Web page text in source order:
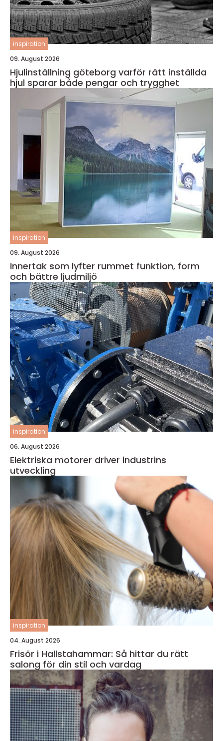
inspiration
09. August 2026
Hjulinställning göteborg varför rätt inställda
hjul sparar både pengar och trygghet
inspiration
09. August 2026
Innertak som lyfter rummet funktion, form
och bättre ljudmiljö
inspiration
06. August 2026
Elektriska motorer driver industrins
utveckling
inspiration
04. August 2026
Frisör i Hallstahammar: Så hittar du rätt
salong för din stil och vardag